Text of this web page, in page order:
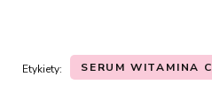
Etykiety: SERUM WITAMINA C